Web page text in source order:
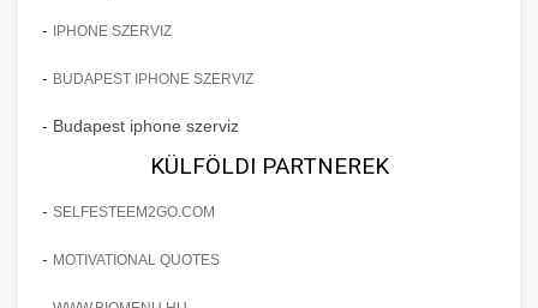
- IPHONE SZERVIZ
- BUDAPEST IPHONE SZERVIZ
- Budapest iphone szerviz
KÜLFÖLDI PARTNEREK
- SELFESTEEM2GO.COM
- MOTIVATIONAL QUOTES